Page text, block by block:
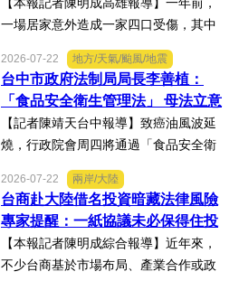
【本報記者陳明成高雄報導】一年前，
一場居家意外造成一家四口受傷，其中
當時年僅四歲的女兒芸芸全身62%面積
燒傷，在加護病房搶救超過兩個月，並
歷經在陽光基金會近一年的漫長復復健
及陪伴下，芸芸將於八月重返...
2026-07-22 地方/天氣/颱風/地震
台中市政府法制局局長李善植：
「食品安全衛生管理法」 母法立意
良善但子法標準過於寬鬆、處罰欠
缺嚇阻力、第一線缺乏足夠的人力
與資源 三級管理終將淪為紙上談兵
【記者陳靖天台中報導】致癌油風波延
燒，行政院會周四將通過「食品安全衛
生管理法」修法。行政院長卓榮泰20日
說明十大修法重點，其中增訂地方主管
機關風險導向查核機制、強化業者異常
通報責任及加重通報不實處...
2026-07-22 兩岸/大陸
台商赴大陸借名投資暗藏法律風險
專家提醒：一紙協議未必保得住投
資權益
【本報記者陳明成綜合報導】近年來，
不少台商基於市場布局、產業合作或政